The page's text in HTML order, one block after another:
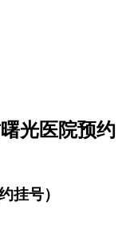
光医院预约
挂号）